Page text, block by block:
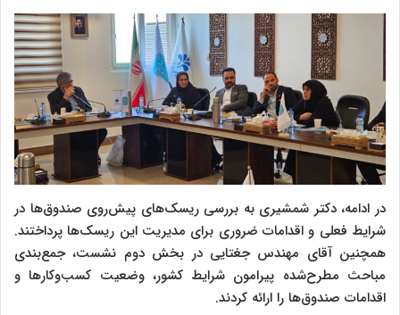
در ادامه، دکتر شمشیری به بررسی ریسک‌های پیش‌روی صندوق‌ها در
شرایط فعلی و اقدامات ضروری برای مدیریت این ریسک‌ها پرداختند.
همچنین آقای مهندس جغتایی در بخش دوم نشست، جمع‌بندی
مباحث مطرح‌شده پیرامون شرایط کشور، وضعیت کسب‌وکارها و
اقدامات صندوق‌ها را ارائه کردند.